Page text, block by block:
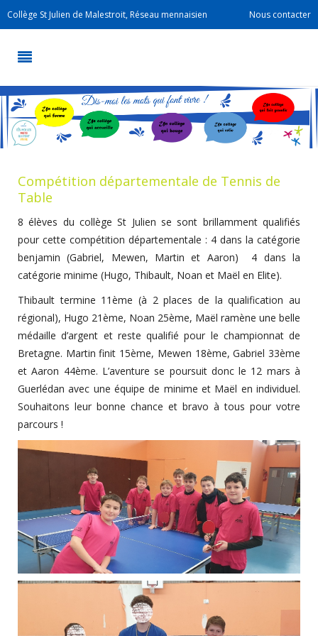
Collège St Julien de Malestroit, Réseau mennaisien Nous contacter
Compétition départementale de Tennis de
Table
8 élèves du collège St Julien se sont brillamment qualifiés
pour cette compétition départementale : 4 dans la catégorie
benjamin (Gabriel, Mewen, Martin et Aaron) 4 dans la
catégorie minime (Hugo, Thibault, Noan et Maël en Elite).
Thibault termine 11ème (à 2 places de la qualification au
régional), Hugo 21ème, Noan 25ème, Maël ramène une belle
médaille d’argent et reste qualifié pour le championnat de
Bretagne. Martin finit 15ème, Mewen 18ème, Gabriel 33ème
et Aaron 44ème. L’aventure se poursuit donc le 12 mars à
Guerlédan avec une équipe de minime et Maël en individuel.
Souhaitons leur bonne chance et bravo à tous pour votre
parcours !